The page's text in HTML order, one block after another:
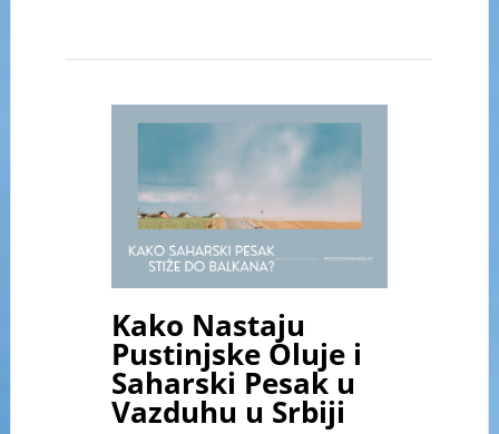
Kako Nastaju
Pustinjske Oluje i
Saharski Pesak u
Vazduhu u Srbiji